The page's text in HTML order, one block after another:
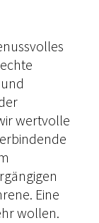
wertvolle
Eine
wollen.